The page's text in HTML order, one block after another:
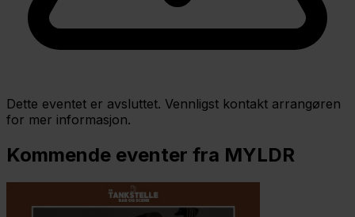
Dette eventet er avsluttet. Vennligst kontakt arrangøren
for mer informasjon.
Kommende eventer fra MYLDR